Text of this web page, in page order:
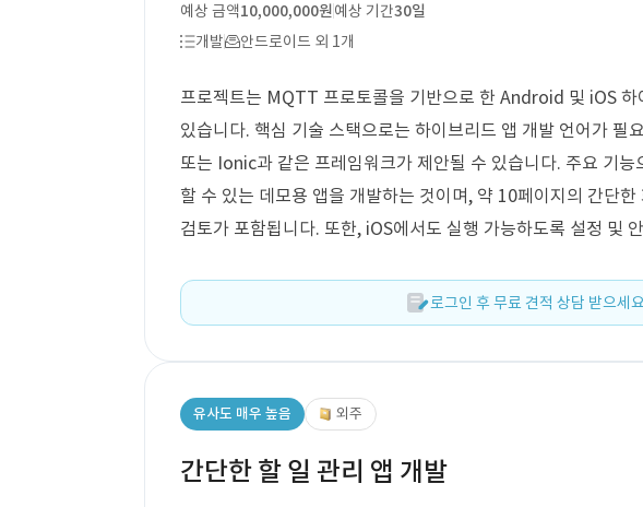
예상 금액10,000,000원예상 기간30일
개발
안드로이드 외 1개
프로젝트는 MQTT 프로토콜을 기반으로 한 Android 및 iOS 하
있습니다. 핵심 기술 스택으로는 하이브리드 앱 개발 언어가
또는 Ionic과 같은 프레임워크가 제안될 수 있습니다. 주요 기
할 수 있는 데모용 앱을 개발하는 것이며, 약 10페이지의 간단한
검토가 포함됩니다. 또한, iOS에서도 실행 가능하도록 설정 및
로그인 후 무료 견적 상담 받으세
유사도 매우 높음 외주
간단한 할 일 관리 앱 개발